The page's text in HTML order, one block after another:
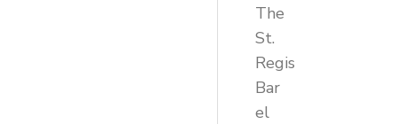
The
St.
Regis
Bar
el